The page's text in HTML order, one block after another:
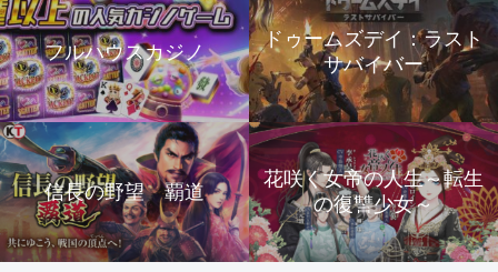
フルハウスカジノ
ドゥームズデイ：ラスト
サバイバー
信長の野望 覇道
花咲く女帝の人生～転生
の復讐少女～